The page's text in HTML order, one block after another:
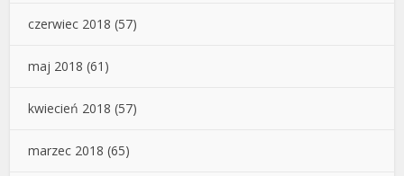
czerwiec 2018 (57)
maj 2018 (61)
kwiecień 2018 (57)
marzec 2018 (65)